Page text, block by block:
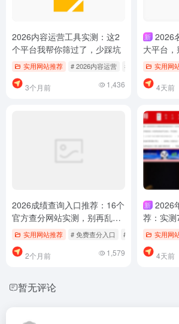
2026内容运营工具实测：这2
个平台我帮你筛过了，少踩坑
实用网站推荐 # 2026内容运营 # AI内容创作 #
3个月前 1,436
新 2026
大平台
少踩坑
实用网
4天前
2026成绩查询入口推荐：16个
官方查分网站实测，别再乱找
了 实用网站推荐 # 免费查分入口 # 官方查分网站推
2个月前 1,579
新 2026
荐：实
方热点少
实用网
4天前
暂无评论